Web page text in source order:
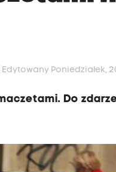
Edytowany Poniedziałek,
Do